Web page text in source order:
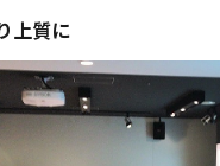
上質に